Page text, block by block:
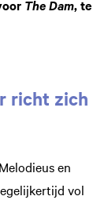
The Dam, te
richt zich
en
vol